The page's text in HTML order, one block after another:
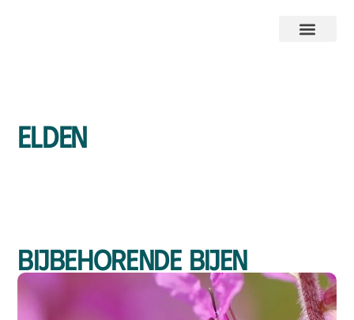
Elden
Bijbehorende bijen